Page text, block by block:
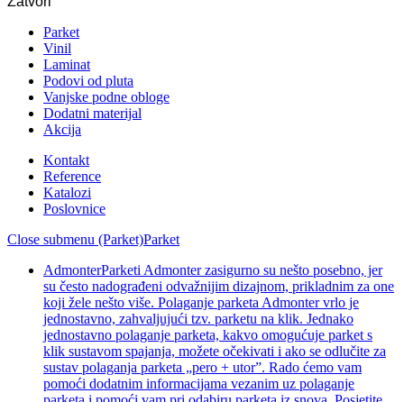
Parket
Vinil
Laminat
Podovi od pluta
Vanjske podne obloge
Dodatni materijal
Akcija
Kontakt
Reference
Katalozi
Poslovnice
Close submenu (Parket)Parket
AdmonterParketi Admonter zasigurno su nešto posebno, jer
su često nadograđeni odvažnijim dizajnom, prikladnim za one
koji žele nešto više. Polaganje parketa Admonter vrlo je
jednostavno, zahvaljujući tzv. parketu na klik. Jednako
jednostavno polaganje parketa, kakvo omogućuje parket s
klik sustavom spajanja, možete očekivati i ako se odlučite za
sustav polaganja parketa „pero + utor”. Rado ćemo vam
pomoći dodatnim informacijama vezanim uz polaganje